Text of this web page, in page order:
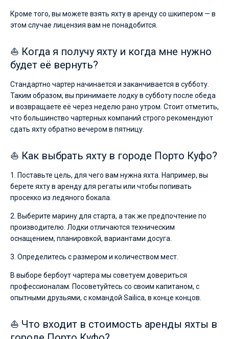
Кроме того, вы можете взять яхту в аренду со шкипером — в
этом случае лицензия вам не понадобится.
⛵ Когда я получу яхту и когда мне нужно
будет её вернуть?
Стандартно чартер начинается и заканчивается в субботу.
Таким образом, вы принимаете лодку в субботу после обеда
и возвращаете её через неделю рано утром. Стоит отметить,
что большинство чартерных компаний строго рекомендуют
сдать яхту обратно вечером в пятницу.
⛵ Как выбрать яхту в городе Порто Куфо?
1. Поставьте цель, для чего вам нужна яхта. Например, вы
берете яхту в аренду для регаты или чтобы попивать
просекко из ледяного бокала.
2. Выберите марину для старта, а так же предпочтение по
производителю. Лодки отличаются техническим
оснащением, планировкой, вариантами досуга.
3. Определитесь с размером и количеством мест.
В выборе бербоут чартера мы советуем довериться
профессионалам. Посоветуйтесь со своим капитаном, с
опытными друзьями, с командой Sailica, в конце концов.
⛵ Что входит в стоимость аренды яхты в